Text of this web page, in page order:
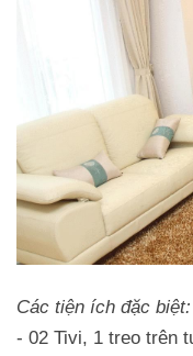
Các tiện ích đặc biệt:
- 02 Tivi, 1 treo trên